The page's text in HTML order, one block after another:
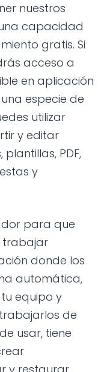
nuestros
capacidad
gratis. Si
acceso a
en aplicación
especie de
utilizar
y editar
PDF,
y
para que
trabajar
donde los
automática,
equipo y
de
usar, tiene